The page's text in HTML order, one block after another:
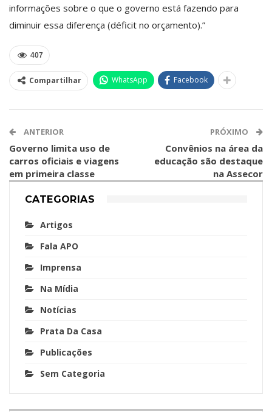
informações sobre o que o governo está fazendo para
diminuir essa diferença (déficit no orçamento).”
407
Compartilhar WhatsApp Facebook
ANTERIOR
Governo limita uso de
carros oficiais e viagens
em primeira classe
PRÓXIMO
Convênios na área da
educação são destaque
na Assecor
CATEGORIAS
Artigos
Fala APO
Imprensa
Na Mídia
Notícias
Prata Da Casa
Publicações
Sem Categoria